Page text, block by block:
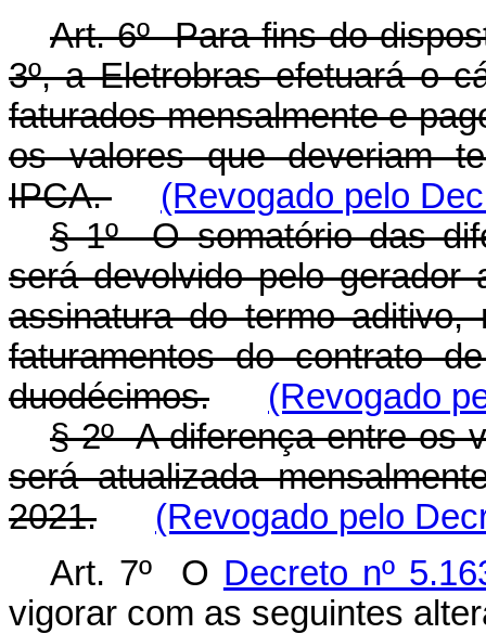
Art. 6º Para fins do
3º, a Eletrobras efetuará o
faturados mensalmente e
os valores que deveriam
IPCA.
(Revogado pelo
§ 1º O somatório das
será devolvido pelo
assinatura do termo
faturamentos do contrato
duodécimos.
(Revogado
§ 2º A diferença entre os
será atualizada
2021.
(Revogado pelo
Art. 7º O Decreto nº
vigorar com as seguintes